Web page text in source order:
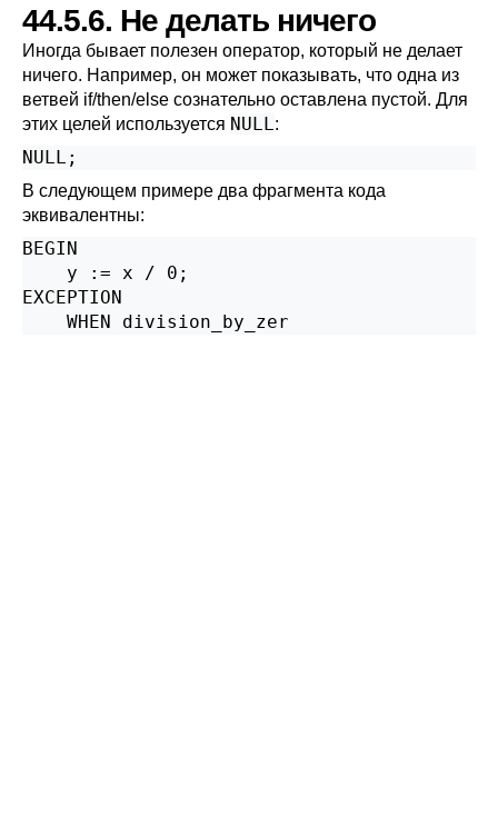
44.5.6. Не делать ничего
Иногда бывает полезен оператор, который не делает
ничего. Например, он может показывать, что одна из
ветвей if/then/else сознательно оставлена пустой. Для
этих целей используется NULL:
В следующем примере два фрагмента кода
эквивалентны:
BEGIN
    y := x / 0;
EXCEPTION
    WHEN division_by_zer